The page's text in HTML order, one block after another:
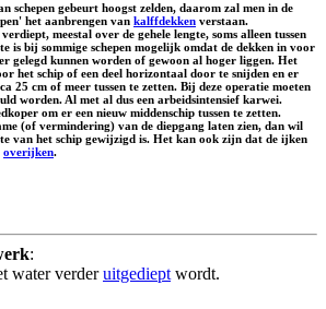
schepen gebeurt hoogst zelden, daarom zal men in de
het aanbrengen van kalffdekken verstaan.
meestal over de gehele lengte, soms alleen tussen
is bij sommige schepen mogelijk omdat de dekken in voor
gelegd kunnen worden of gewoon al hoger liggen. Het
het schip of een deel horizontaal door te snijden en er
25 cm of meer tussen te zetten. Bij deze operatie moeten
worden. Al met al dus een arbeidsintensief karwei.
om er een nieuw middenschip tussen te zetten.
(of vermindering) van de diepgang laten zien, dan wil
van het schip gewijzigd is. Het kan ook zijn dat de ijken
overijken.
:
water verderuitgediept wordt.